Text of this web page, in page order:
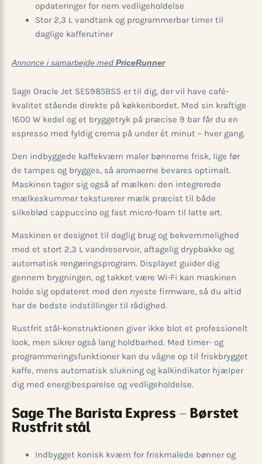
opdateringer for nem vedligeholdelse
Stor 2,3 L vandtank og programmerbar timer til
daglige kaffe­rutiner
Annonce i samarbejde med PriceRunner
Sage Oracle Jet SES985BSS er til dig, der vil have café-
kvalitet stående direkte på køkkenbordet. Med sin kraftige
1600 W kedel og et bryggetryk på præcise 9 bar får du en
espresso med fyldig crema på under ét minut – hver gang.
Den indbyggede kaffekværn maler bønnerne frisk, lige før
de tampes og brygges, så aromaerne bevares optimalt.
Maskinen tager sig også af mælken: den integrerede
mælkeskummer teksturerer mælk præcist til både
silkeblød cappuccino og fast micro-foam til latte art.
Maskinen er designet til daglig brug og bekvemmelighed
med et stort 2,3 L vandreservoir, aftagelig drypbakke og
automatisk rengøringsprogram. Displayet guider dig
gennem brygningen, og takket være Wi-Fi kan maskinen
holde sig opdateret med den nyeste firmware, så du altid
har de bedste indstillinger til rådighed.
Rustfrit stål-konstruktionen giver ikke blot et professionelt
look, men sikrer også lang holdbarhed. Med timer- og
programmeringsfunktioner kan du vågne op til friskbrygget
kaffe, mens automatisk slukning og kalkindikator hjælper
dig med energibesparelse og vedligeholdelse.
Sage The Barista Express – Børstet
Rustfrit stål
Indbygget konisk kværn for friskmalede bønner og